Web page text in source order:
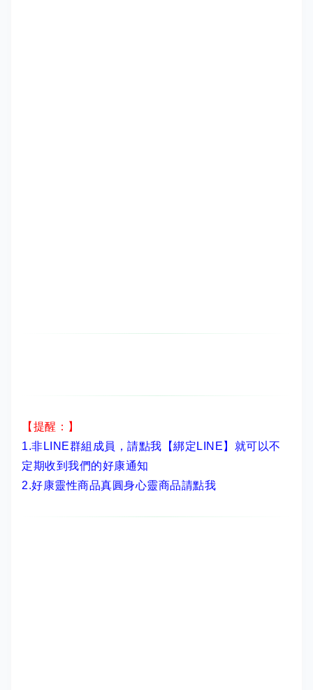
【提醒：】
1.非LINE群組成員， 請點我【綁定LINE】 就可以不
定期收到我們的好康通知
2.好康靈性商品真圓身心靈商品請點我